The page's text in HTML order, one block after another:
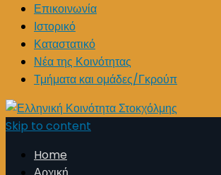
Επικοινωνία
Ιστορικό
Καταστατικό
Νέα της Κοινότητας
Τμήματα και ομάδες/Γκρούπ
Skip to content
Home